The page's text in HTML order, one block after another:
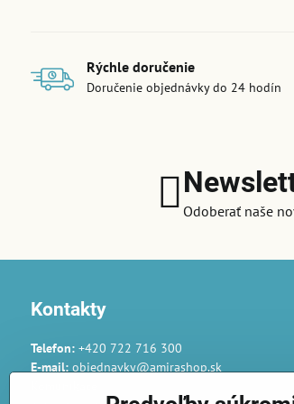
Rýchle doručenie
Doručenie objednávky do 24 hodín
Odoberať naše
Kontakty
Telefon:+420 722 716 300
E-mail:objednavky@amirashop.sk